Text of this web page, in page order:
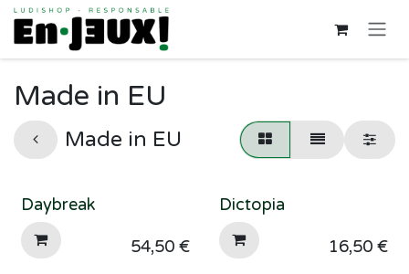
Se rendre au contenu
Made in EU
Made in EU
Daybreak
54,50€
Dictopia
16,50€